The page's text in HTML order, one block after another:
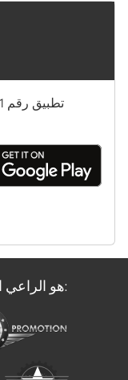
TruckScout24.ma هو الراعي الرسمي لـ: